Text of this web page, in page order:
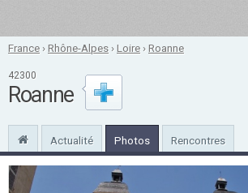
France ›Rhône-Alpes ›Loire ›Roanne
42300
Roanne
Actualité Photos Rencontres